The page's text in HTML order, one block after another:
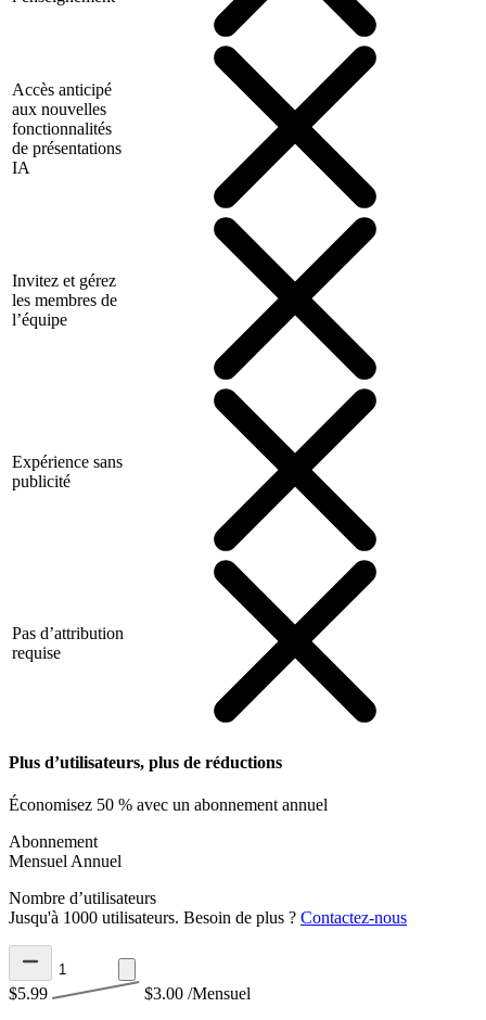
Accès anticipé
aux nouvelles
fonctionnalités
de présentations
IA
Invitez et gérez
les membres de
l’équipe
Expérience sans
publicité
Pas d’attribution
requise
Plus d’utilisateurs, plus de réductions
Économisez 50 % avec un abonnement annuel
Abonnement
Mensuel Annuel
Nombre d’utilisateurs
Jusqu'à 1000 utilisateurs. Besoin de plus ? Contactez-nous
$5.99 $3.00 /Mensuel